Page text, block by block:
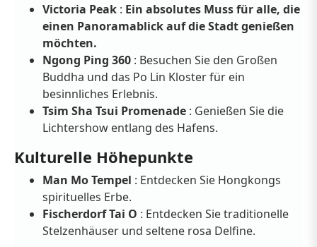
Victoria Peak : Ein absolutes Muss für alle, die
einen Panoramablick auf die Stadt genießen
möchten.
Ngong Ping 360 : Besuchen Sie den Großen
Buddha und das Po Lin Kloster für ein
besinnliches Erlebnis.
Tsim Sha Tsui Promenade : Genießen Sie die
Lichtershow entlang des Hafens.
Kulturelle Höhepunkte
Man Mo Tempel : Entdecken Sie Hongkongs
spirituelles Erbe.
Fischerdorf Tai O : Entdecken Sie traditionelle
Stelzenhäuser und seltene rosa Delfine.